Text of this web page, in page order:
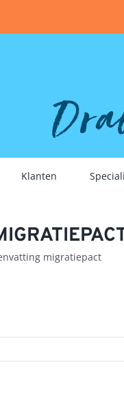
Klanten
migratiepact